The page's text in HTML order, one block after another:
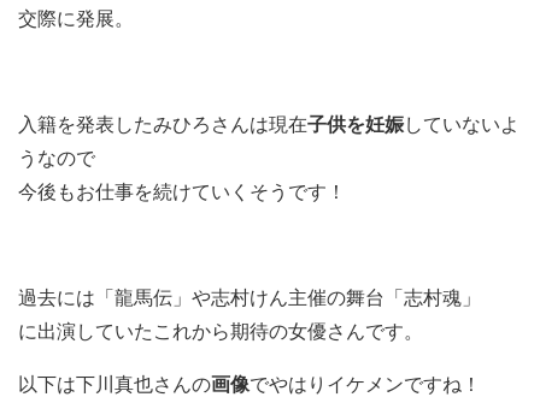
交際に発展。
入籍を発表したみひろさんは現在子供を妊娠していないよ
うなので
今後もお仕事を続けていくそうです！
過去には「龍馬伝」や志村けん主催の舞台「志村魂」
に出演していたこれから期待の女優さんです。
以下は下川真也さんの画像でやはりイケメンですね！